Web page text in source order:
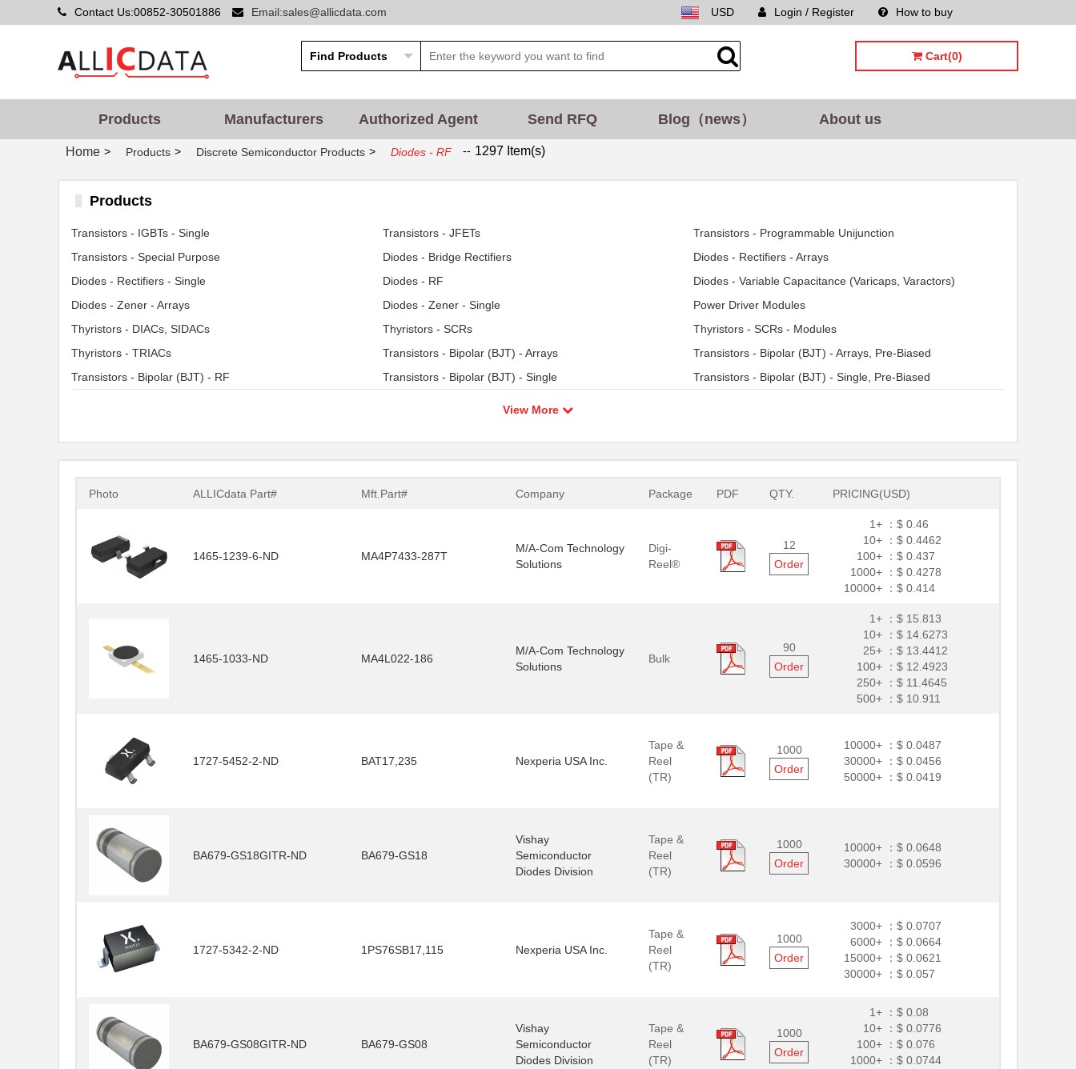
Contact Us:00852-30501886 Email:sales@allicdata.com How to buy
Login / Register
USD
Cart(0)
Products Manufacturers Authorized Agent Send RFQ Blog（news） About us
Home > Products > Discrete Semiconductor Products > Diodes - RF -- 1297 Item(s)
Products
Transistors - IGBTs - Single Transistors - JFETs
Transistors - Programmable Unijunction
Transistors - Special Purpose
Diodes - Bridge Rectifiers
Diodes - Rectifiers - Arrays
Diodes - Rectifiers - Single
Diodes - RF
Diodes - Variable Capacitance (Varicaps, Varactors)
Diodes - Zener - Arrays
Diodes - Zener - Single
Power Driver Modules
Thyristors - DIACs, SIDACs
Thyristors - SCRs
Thyristors - SCRs - Modules
Thyristors - TRIACs
Transistors - Bipolar (BJT) - Arrays
Transistors - Bipolar (BJT) - Arrays, Pre-Biased
Transistors - Bipolar (BJT) - RF
Transistors - Bipolar (BJT) - Single Transistors - Bipolar (BJT) - Single, Pre-Biased
View More
Photo ALLICdata Part# Mft.Part# Company Package PDF QTY. PRICING(USD)
1465-1239-6-ND MA4P7433-287T
M/A-Com Technology
Solutions
Digi-
Reel®
12
Order
1+ ：$ 0.46
10+ ：$ 0.4462
100+ ：$ 0.437
1000+ ：$ 0.4278
10000+ ：$ 0.414
1465-1033-ND MA4L022-186
M/A-Com Technology
Solutions
Bulk
90
Order
1+ ：$ 15.813
10+ ：$ 14.6273
25+ ：$ 13.4412
100+ ：$ 12.4923
250+ ：$ 11.4645
500+ ：$ 10.911
1727-5452-2-ND BAT17,235 Nexperia USA Inc.
Tape &
Reel
(TR)
1000
Order
10000+ ：$ 0.0487
30000+ ：$ 0.0456
50000+ ：$ 0.0419
BA679-GS18GITR-ND BA679-GS18
Vishay
Semiconductor
Diodes Division
Tape &
Reel
(TR)
1000
Order
10000+ ：$ 0.0648
30000+ ：$ 0.0596
1727-5342-2-ND 1PS76SB17,115 Nexperia USA Inc.
Tape &
Reel
(TR)
1000
Order
3000+ ：$ 0.0707
6000+ ：$ 0.0664
15000+ ：$ 0.0621
30000+ ：$ 0.057
BA679-GS08GITR-ND BA679-GS08
Vishay
Semiconductor
Diodes Division
Tape &
Reel
(TR)
1000
Order
1+ ：$ 0.08
10+ ：$ 0.0776
100+ ：$ 0.076
1000+ ：$ 0.0744